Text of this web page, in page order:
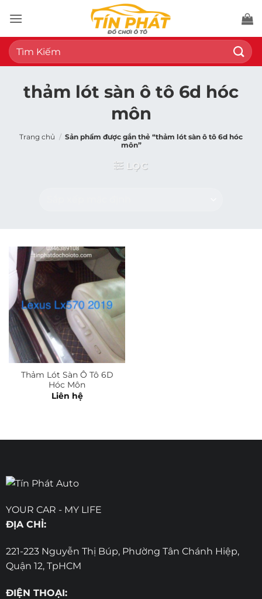
qua
nội
dung
Tìm
kiếm:
thảm lót sàn ô tô 6d hóc
môn
Trang chủ / Sản phẩm được gắn thẻ “thảm lót sàn ô tô 6d hóc
môn”
LỌC
Thảm Lót Sàn Ô Tô 6D
Hóc Môn
Liên hệ
YOUR CAR - MY LIFE
ĐỊA CHỈ:
221-223 Nguyễn Thị Búp, Phường Tân Chánh Hiệp,
Quận 12, TpHCM
ĐIỆN THOẠI: